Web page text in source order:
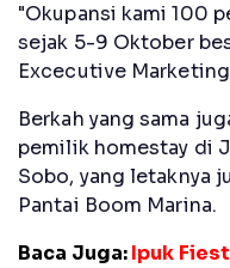
"Okupansi kami 100
sejak 5-9 Oktober
Excecutive
Berkah yang sama
pemilik homestay di
Sobo, yang letaknya
Pantai Boom Marina.
Baca Juga:Ipuk